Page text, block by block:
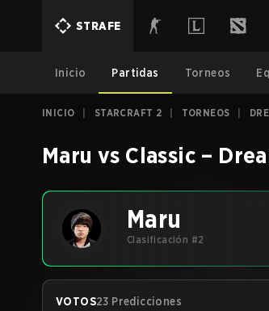
STRAFE
Inicio Partidas Torneos
INICIO STARCRAFT 2 TORNEOS
Maru vs Classic –
Maru
Clasificación #2
VOTOS23 Predicciones